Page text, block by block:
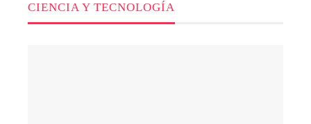
CIENCIA Y TECNOLOGÍA